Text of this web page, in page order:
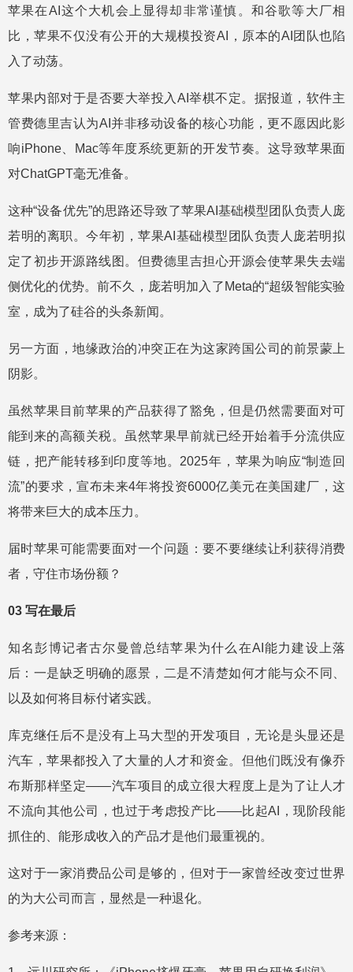
苹果在AI这个大机会上显得却非常谨慎。和谷歌等大厂相
比，苹果不仅没有公开的大规模投资AI，原本的AI团队也陷
入了动荡。
苹果内部对于是否要大举投入AI举棋不定。据报道，软件主
管费德里吉认为AI并非移动设备的核心功能，更不愿因此影
响iPhone、Mac等年度系统更新的开发节奏。这导致苹果面
对ChatGPT毫无准备。
这种“设备优先”的思路还导致了苹果AI基础模型团队负责人庞
若明的离职。今年初，苹果AI基础模型团队负责人庞若明拟
定了初步开源路线图。但费德里吉担心开源会使苹果失去端
侧优化的优势。前不久，庞若明加入了Meta的“超级智能实验
室，成为了硅谷的头条新闻。
另一方面，地缘政治的冲突正在为这家跨国公司的前景蒙上
阴影。
虽然苹果目前苹果的产品获得了豁免，但是仍然需要面对可
能到来的高额关税。虽然苹果早前就已经开始着手分流供应
链，把产能转移到印度等地。2025年，苹果为响应“制造回
流”的要求，宣布未来4年将投资6000亿美元在美国建厂，这
将带来巨大的成本压力。
届时苹果可能需要面对一个问题：要不要继续让利获得消费
者，守住市场份额？
03 写在最后
知名彭博记者古尔曼曾总结苹果为什么在AI能力建设上落
后：一是缺乏明确的愿景，二是不清楚如何才能与众不同、
以及如何将目标付诸实践。
库克继任后不是没有上马大型的开发项目，无论是头显还是
汽车，苹果都投入了大量的人才和资金。但他们既没有像乔
布斯那样坚定——汽车项目的成立很大程度上是为了让人才
不流向其他公司，也过于考虑投产比——比起AI，现阶段能
抓住的、能形成收入的产品才是他们最重视的。
这对于一家消费品公司是够的，但对于一家曾经改变过世界
的为大公司而言，显然是一种退化。
参考来源：